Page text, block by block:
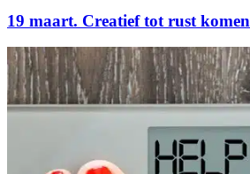
19 maart. Creatief tot rust komen